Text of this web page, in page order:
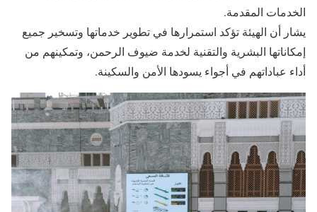
الخدمات المقدمة.
يشار أن الهيئة تؤكد استمرارها في تطوير خدماتها وتسخير جميع
إمكاناتها البشرية والتقنية لخدمة ضيوف الرحمن، وتمكينهم من
أداء عباداتهم في أجواء يسودها الأمن والسكينة.